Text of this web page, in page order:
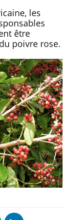
les
être
poivre rose.